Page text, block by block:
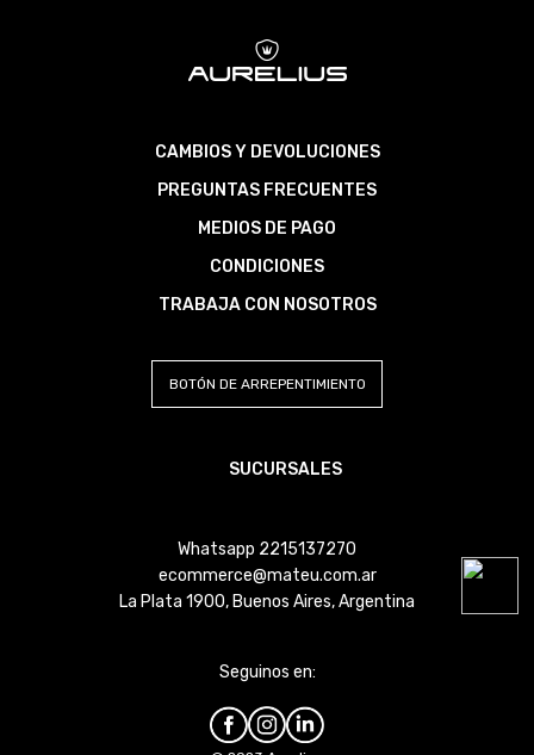
CAMBIOS Y DEVOLUCIONES
PREGUNTAS FRECUENTES
MEDIOS DE PAGO
CONDICIONES
TRABAJA CON NOSOTROS
BOTÓN DE ARREPENTIMIENTO
SUCURSALES
Whatsapp 2215137270
ecommerce@mateu.com.ar
La Plata 1900, Buenos Aires, Argentina
Seguinos en: